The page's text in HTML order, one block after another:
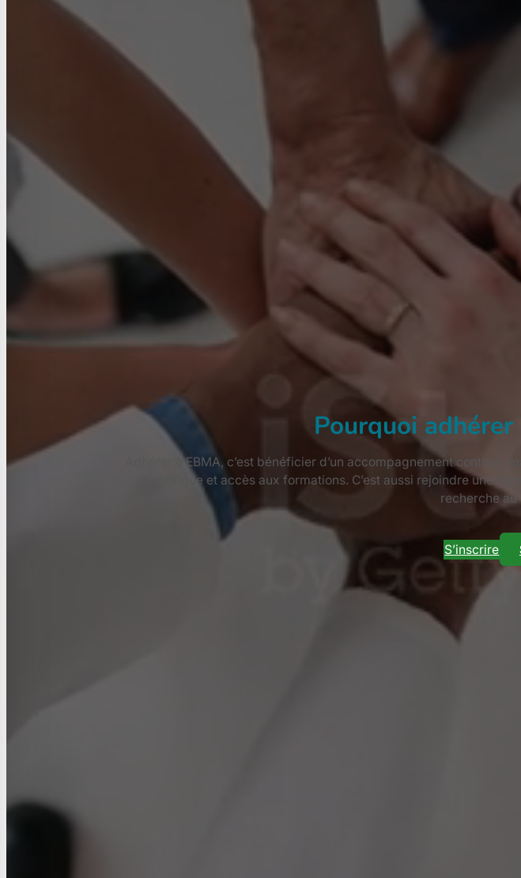
Pourquoi
Adhérer à EBMA, c’est bénéficier d’un accompagnement continu
scientifique et accès aux formations. C’est aussi rejoindre une
recherche au
S’inscrire